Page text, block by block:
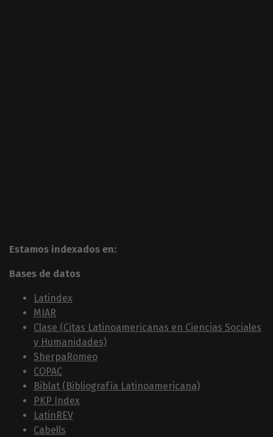
Estamos indexados en:
Bases de datos
Latindex
MIAR
Clase (Citas Latinoamericanas en Ciencias Sociales
y Humanidades)
SherpaRomeo
COPAC
Biblat (Bibliografía Latinoamericana)
PKP Index
LatinREV
Cabells